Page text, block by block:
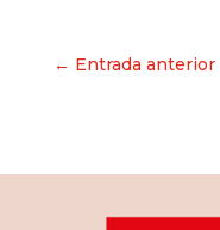
Navegación
← Entrada anterior